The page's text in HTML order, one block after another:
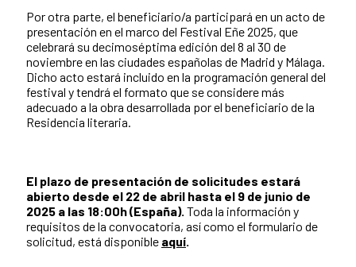
Por otra parte, el beneficiario/a participará en un acto de
presentación en el marco del Festival Eñe 2025, que
celebrará su decimoséptima edición del 8 al 30 de
noviembre en las ciudades españolas de Madrid y Málaga.
Dicho acto estará incluido en la programación general del
festival y tendrá el formato que se considere más
adecuado a la obra desarrollada por el beneficiario de la
Residencia literaria.
El plazo de presentación de solicitudes estará
abierto desde el 22 de abril hasta el 9 de junio de
2025 a las 18:00h (España). Toda la información y
requisitos de la convocatoria, así como el formulario de
solicitud, está disponible aquí